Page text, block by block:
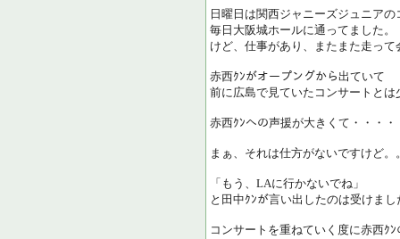
日曜日は関西ジャニーズジュニア
毎日大阪城ホールに通ってました。
けど、仕事があり、またまた走っ
赤西ｸﾝがオープングから出ていて
前に広島で見ていたコンサートと
赤西ｸﾝへの声援が大きくて・・・・
まぁ、それは仕方がないですけど。
「もう、LAに行かないでね」
と田中ｸﾝが言い出したのは受けまし
コンサートを重ねていく度に赤西ｸ